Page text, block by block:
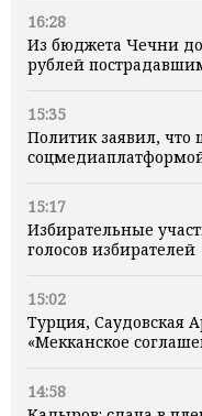
16:28
Из бюджета Чечни
рублей
15:35
Политик заявил, что
15:17
Избирательные
голосов избирателей
15:02
Турция, Саудовская
«Мекканское
14:58